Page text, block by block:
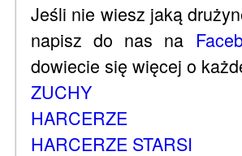
Jeśli nie wiesz jaką
napisz do nas na
dowiecie się więcej o
ZUCHY
HARCERZE
HARCERZE STARSI